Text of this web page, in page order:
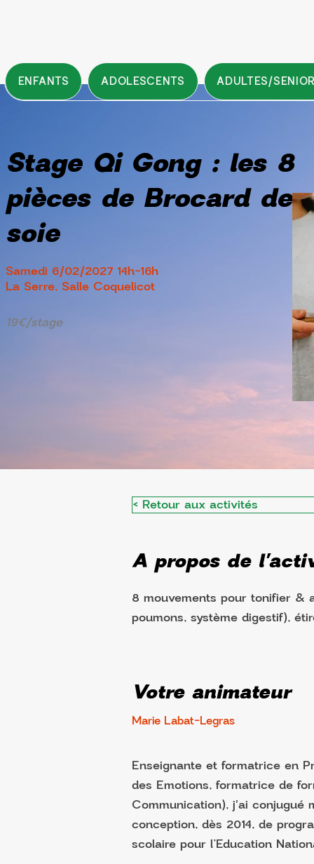
ENFANTS ADOLESCENTS ADULTES/
Stage Qi Gong : les 8
pièces de Brocard de
soie
Samedi 6/02/2027 14h-16h
La Serre, Salle Coquelicot
19€/stage
< Retour aux activités
A propos de
8 mouvements pour tonifier
poumons, système digestif),
Votre animateur
Marie Labat-Legras
Enseignante et formatrice en
des Emotions, formatrice de
Communication), j'ai
conception, dès 2014, de
scolaire pour l’Education